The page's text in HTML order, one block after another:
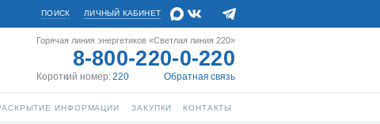
ЛИЧНЫЙ КАБИНЕТ
ПОИСК
Горячая линия энергетиков «Светлая линия 220»
8-800-220-0-220
Короткий номер:220 Обратная связь
ИНФОРМАЦИИ ЗАКУПКИ КОНТАКТЫ